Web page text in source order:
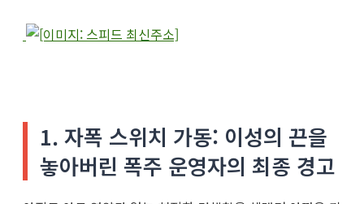
1. 자폭 스위치 가동: 이성의 끈을
놓아버린 폭주 운영자의 최종 경고